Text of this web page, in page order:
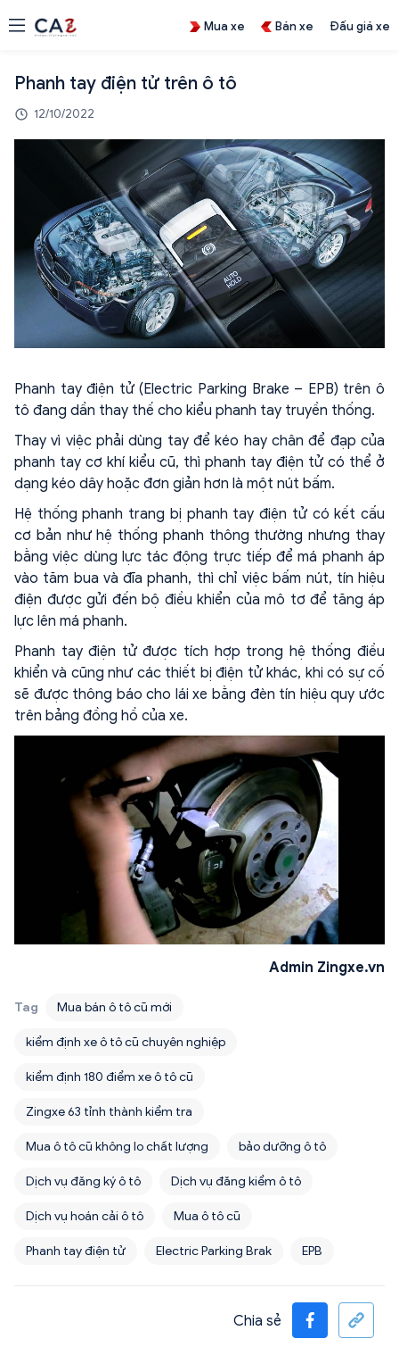
Mua xe Bán xe Đấu giá xe
Phanh tay điện tử trên ô tô
12/10/2022
Phanh tay điện tử (Electric Parking Brake – EPB) trên ô
tô đang dần thay thế cho kiểu phanh tay truyền thống.
Thay vì việc phải dùng tay để kéo hay chân để đạp của
phanh tay cơ khí kiểu cũ, thì phanh tay điện tử có thể ở
dạng kéo dây hoặc đơn giản hơn là một nút bấm.
Hệ thống phanh trang bị phanh tay điện tử có kết cấu
cơ bản như hệ thống phanh thông thường nhưng thay
bằng việc dùng lực tác động trực tiếp để má phanh áp
vào tăm bua và đĩa phanh, thì chỉ việc bấm nút, tín hiệu
điện được gửi đến bộ điều khiển của mô tơ để tăng áp
lực lên má phanh.
Phanh tay điện tử được tích hợp trong hệ thống điều
khiển và cũng như các thiết bị điện tử khác, khi có sự cố
sẽ được thông báo cho lái xe bằng đèn tín hiệu quy ước
trên bảng đồng hồ của xe.
Admin Zingxe.vn
Tag Mua bán ô tô cũ mới
kiểm định xe ô tô cũ chuyên nghiệp
kiểm định 180 điểm xe ô tô cũ
Zingxe 63 tỉnh thành kiểm tra
Mua ô tô cũ không lo chất lượng bảo dưỡng ô tô
Dịch vụ đăng ký ô tô Dịch vụ đăng kiểm ô tô
Dịch vụ hoán cải ô tô Mua ô tô cũ
Phanh tay điện tử Electric Parking Brak EPB
Chia sẻ